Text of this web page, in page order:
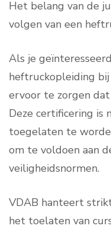
Het belang van de
volgen van een
Als je
heftruckopleiding
ervoor te zorgen
Deze certificering is
toegelaten te
om te voldoen aan
veiligheidsnormen.
VDAB hanteert
het toelaten van